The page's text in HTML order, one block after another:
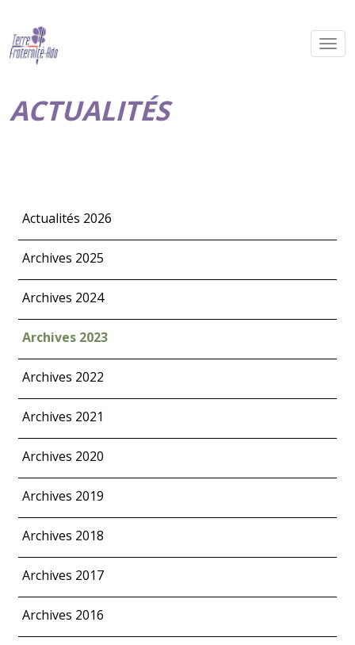
ACTUALITÉS
Actualités 2026
Archives 2025
Archives 2024
Archives 2023
Archives 2022
Archives 2021
Archives 2020
Archives 2019
Archives 2018
Archives 2017
Archives 2016